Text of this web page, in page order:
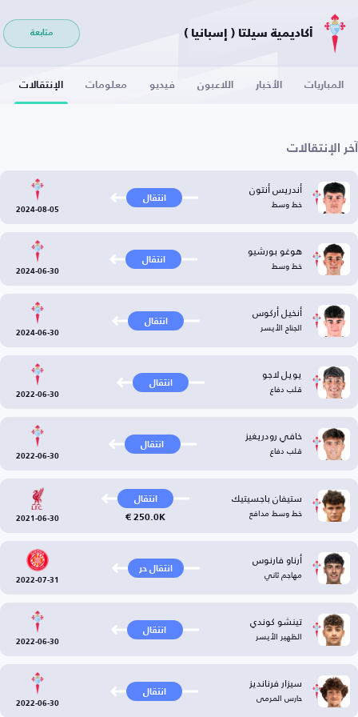
أكاديمية سيلتا ( إسبانيا ) متابعة
المباريات الأخبار اللاعبون فيديو معلومات الإنتقالات
آخر الإنتقالات
أندريس أنتون
خط وسط انتقال
2024-08-05
هوغو بورشيو
خط وسط انتقال
2024-06-30
أنخيل أركوس
الجناح الأيسر انتقال
2024-06-30
يويل لاجو
قلب دفاع انتقال
2022-06-30
خافي رودريغيز
قلب دفاع انتقال
2022-06-30
ستيفان باجسيتيك
خط وسط مدافع
انتقال
250.0K €
2021-06-30
أرناو فارنوس
مهاجم ثاني انتقال حر
2022-07-31
تينشو كوندي
الظهير الأيسر انتقال
2022-06-30
سيزار فرنانديز
حارس المرمى انتقال
2022-06-30